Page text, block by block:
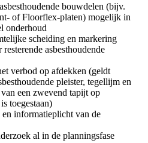
bouwdelen (bijv.
of Floorflex-platen) mogelijk in
onderhoud
scheiding en markering
asbesthoudende
verbod op afdekken (geldt
pleister, tegellijm en
een zwevend tapijt op
toegestaan)
informatieplicht van de
al in de planningsfase